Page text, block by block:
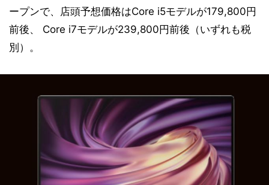
ープンで、店頭予想価格はCore i5モデルが179,800円
前後、 Core i7モデルが239,800円前後（いずれも税
別）。